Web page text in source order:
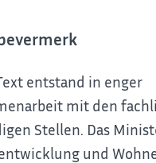
entstand in enger
mit den
Stellen. Das
und